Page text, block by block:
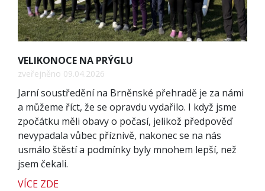
VELIKONOCE NA PRÝGLU
zveřejněno 09.04.2026
Jarní soustředění na Brněnské přehradě je za námi
a můžeme říct, že se opravdu vydařilo. I když jsme
zpočátku měli obavy o počasí, jelikož předpověď
nevypadala vůbec příznivě, nakonec se na nás
usmálo štěstí a podmínky byly mnohem lepší, než
jsem čekali.
VÍCE ZDE